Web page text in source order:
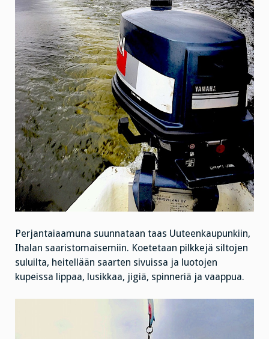
Perjantaiaamuna suunnataan taas Uuteenkaupunkiin,
Ihalan saaristomaisemiin. Koetetaan pilkkejä siltojen
suluilta, heitellään saarten sivuissa ja luotojen
kupeissa lippaa, lusikkaa, jigiä, spinneriä ja vaappua.